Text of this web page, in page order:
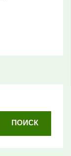
ПОИСК